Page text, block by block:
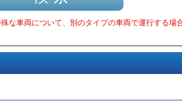
な車両について、別のタイプの車両で運行する場